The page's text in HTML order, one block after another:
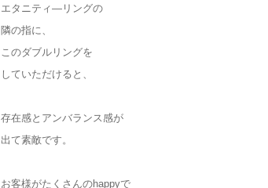
エタニティ―リングの
隣の指に、
このダブルリングを
していただけると、
存在感とアンバランス感が
出て素敵です。
お客様がたくさんのhappyで